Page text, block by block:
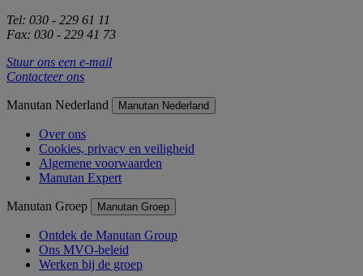
Tel: 030 - 229 61 11
Fax: 030 - 229 41 73
Stuur ons een e-mail
Contacteer ons
Manutan Nederland Manutan Nederland
Over ons
Cookies, privacy en veiligheid
Algemene voorwaarden
Manutan Expert
Manutan Groep Manutan Groep
Ontdek de Manutan Group
Ons MVO-beleid
Werken bij de groep